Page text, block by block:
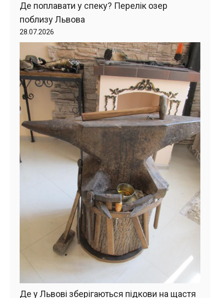
Де поплавати у спеку? Перелік озер
поблизу Львова
28.07.2026
Де у Львові зберігаються підкови на щастя